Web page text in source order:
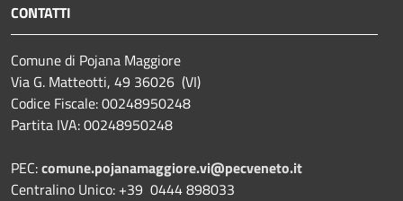
CONTATTI
Comune di Pojana Maggiore
Via G. Matteotti, 49 36026 (VI)
Codice Fiscale: 00248950248
Partita IVA: 00248950248
PEC:comune.pojanamaggiore.vi@pecveneto.it
Centralino Unico: +39 0444 898033